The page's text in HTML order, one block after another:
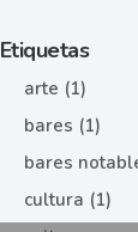
Etiquetas
arte (1)
bares (1)
bares
cultura (1)